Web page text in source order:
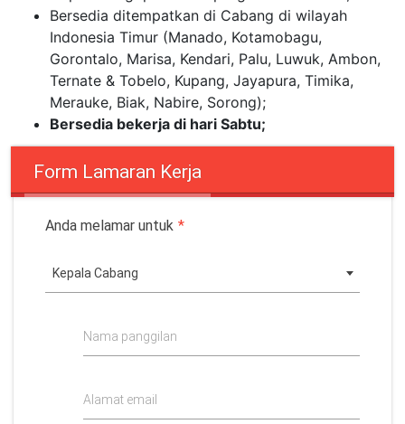
Bersedia ditempatkan di Cabang di wilayah
Indonesia Timur (Manado, Kotamobagu,
Gorontalo, Marisa, Kendari, Palu, Luwuk, Ambon,
Ternate & Tobelo, Kupang, Jayapura, Timika,
Merauke, Biak, Nabire, Sorong);
Bersedia bekerja di hari Sabtu;
Form Lamaran Kerja
Anda melamar untuk *
Kepala Cabang
Nama panggilan
Alamat email